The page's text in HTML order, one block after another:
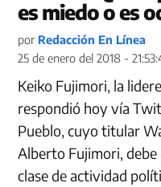
es miedo o es
por Redacción En Línea
25 de enero del 2018 -
Keiko Fujimori, la
respondió hoy vía
Pueblo, cuyo titular
Alberto Fujimori,
clase de actividad